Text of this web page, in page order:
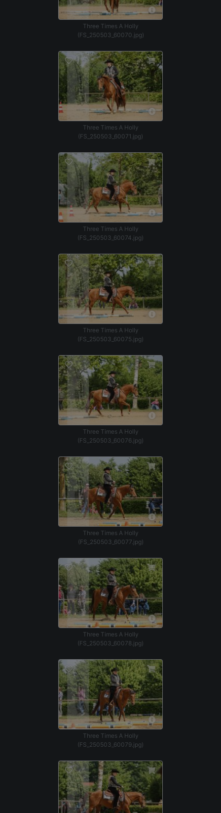
Three Times A Holly
(FS_250503_60070.jpg)
Three Times A Holly
(FS_250503_60071.jpg)
Three Times A Holly
(FS_250503_60074.jpg)
Three Times A Holly
(FS_250503_60075.jpg)
Three Times A Holly
(FS_250503_60076.jpg)
Three Times A Holly
(FS_250503_60077.jpg)
Three Times A Holly
(FS_250503_60078.jpg)
Three Times A Holly
(FS_250503_60079.jpg)